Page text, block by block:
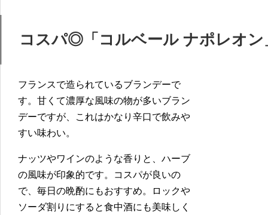
コスパ◎「コルベール ナポレオン
フランスで造られているブランデーで
す。甘くて濃厚な風味の物が多いブラン
デーですが、これはかなり辛口で飲みや
すい味わい。
ナッツやワインのような香りと、ハーブ
の風味が印象的です。コスパが良いの
で、毎日の晩酌にもおすすめ。ロックや
ソーダ割りにすると食中酒にも美味しく